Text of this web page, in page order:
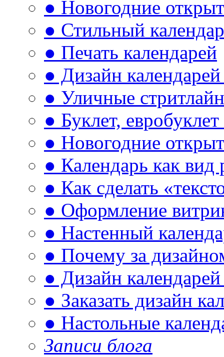
● Новогодние
● Стильный
● Печать календарей
● Дизайн
● Уличные
● Буклет,
● Новогодние
● Календарь как вид
● Как сделать
● Оформление
● Настенный
● Почему за
● Дизайн
● Заказать дизайн
● Настольные
Записи блога